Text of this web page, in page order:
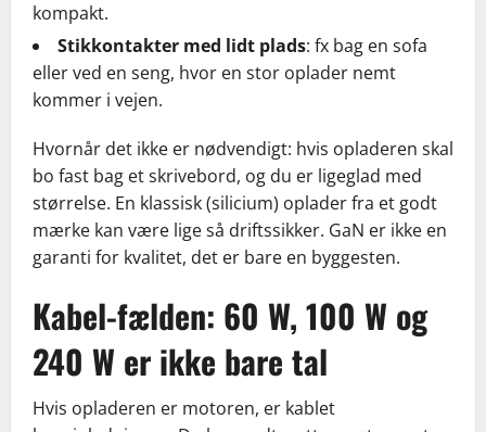
kompakt.
Stikkontakter med lidt plads: fx bag en sofa
eller ved en seng, hvor en stor oplader nemt
kommer i vejen.
Hvornår det ikke er nødvendigt: hvis opladeren skal
bo fast bag et skrivebord, og du er ligeglad med
størrelse. En klassisk (silicium) oplader fra et godt
mærke kan være lige så driftssikker. GaN er ikke en
garanti for kvalitet, det er bare en byggesten.
Kabel-fælden: 60 W, 100 W og
240 W er ikke bare tal
Hvis opladeren er motoren, er kablet